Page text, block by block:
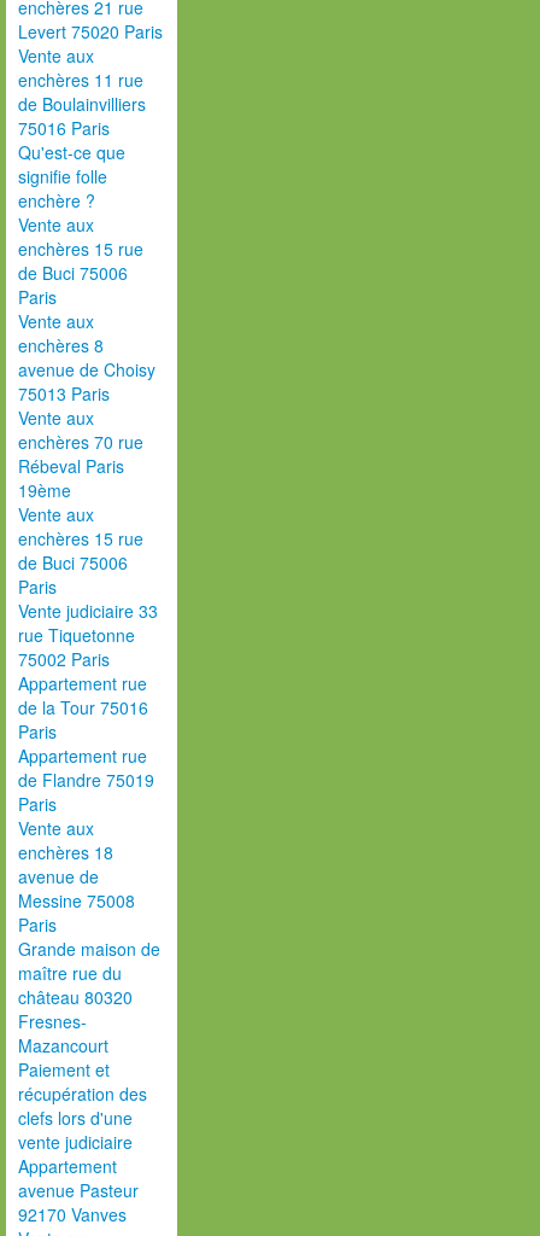
enchères 21 rue
Levert 75020 Paris
Vente aux
enchères 11 rue
de Boulainvilliers
75016 Paris
Qu'est-ce que
signifie folle
enchère ?
Vente aux
enchères 15 rue
de Buci 75006
Paris
Vente aux
enchères 8
avenue de Choisy
75013 Paris
Vente aux
enchères 70 rue
Rébeval Paris
19ème
Vente aux
enchères 15 rue
de Buci 75006
Paris
Vente judiciaire 33
rue Tiquetonne
75002 Paris
Appartement rue
de la Tour 75016
Paris
Appartement rue
de Flandre 75019
Paris
Vente aux
enchères 18
avenue de
Messine 75008
Paris
Grande maison de
maître rue du
château 80320
Fresnes-
Mazancourt
Paiement et
récupération des
clefs lors d'une
vente judiciaire
Appartement
avenue Pasteur
92170 Vanves